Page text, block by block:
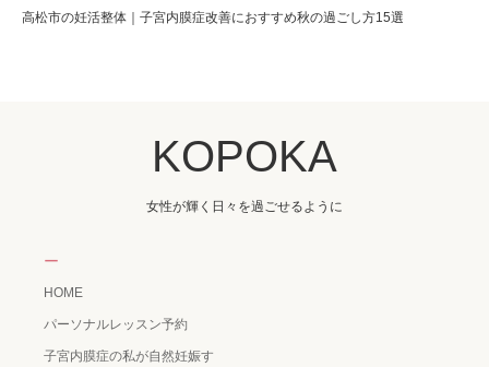
高松市の妊活整体｜子宮内膜症改善におすすめ秋の過ごし方15選
KOPOKA
女性が輝く日々を過ごせるように
ー
HOME
パーソナルレッスン予約
子宮内膜症の私が自然妊娠す